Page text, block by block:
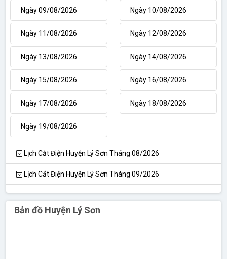
Ngày 09/08/2026 Ngày 10/08/2026
Ngày 11/08/2026 Ngày 12/08/2026
Ngày 13/08/2026 Ngày 14/08/2026
Ngày 15/08/2026 Ngày 16/08/2026
Ngày 17/08/2026 Ngày 18/08/2026
Ngày 19/08/2026
Lịch Cắt Điện Huyện Lý Sơn Tháng 08/2026
Lịch Cắt Điện Huyện Lý Sơn Tháng 09/2026
Bản đồ Huyện Lý Sơn